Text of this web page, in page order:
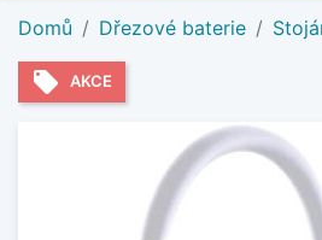
Domů Dřezové baterie
local_offer AKCE